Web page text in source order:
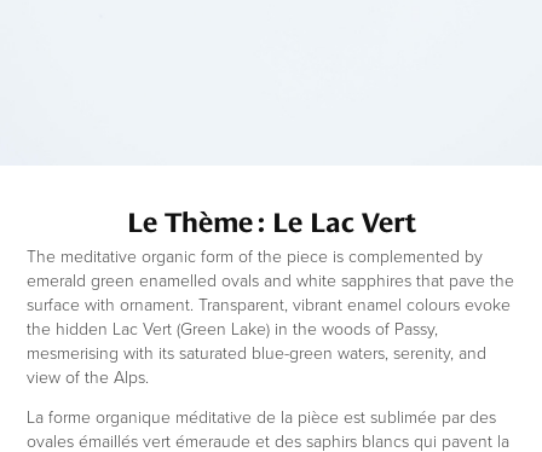
Le Thème : Le Lac Vert
The meditative organic form of the piece is complemented by
emerald green enamelled ovals and white sapphires that pave the
surface with ornament. Transparent, vibrant enamel colours evoke
the hidden Lac Vert (Green Lake) in the woods of Passy,
mesmerising with its saturated blue-green waters, serenity, and
view of the Alps.
La forme organique méditative de la pièce est sublimée par des
ovales émaillés vert émeraude et des saphirs blancs qui pavent la